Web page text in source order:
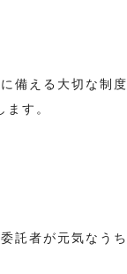
備える大切な制度
す。
託者が元気なうち